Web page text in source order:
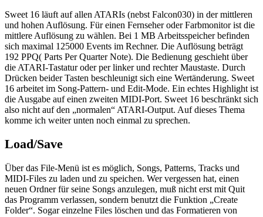
Sweet 16 läuft auf allen ATARIs (nebst Falcon030) in der mittleren
und hohen Auflösung. Für einen Fernseher oder Farbmonitor ist die
mittlere Auflösung zu wählen. Bei 1 MB Arbeitsspeicher befinden
sich maximal 125000 Events im Rechner. Die Auflösung beträgt
192 PPQ( Parts Per Quarter Note). Die Bedienung geschieht über
die ATARI-Tastatur oder per linker und rechter Maustaste. Durch
Drücken beider Tasten beschleunigt sich eine Wertänderung. Sweet
16 arbeitet im Song-Pattern- und Edit-Mode. Ein echtes Highlight ist
die Ausgabe auf einen zweiten MIDI-Port. Sweet 16 beschränkt sich
also nicht auf den „normalen“ ATARI-Output. Auf dieses Thema
komme ich weiter unten noch einmal zu sprechen.
Load/Save
Über das File-Menü ist es möglich, Songs, Patterns, Tracks und
MIDI-Files zu laden und zu speichen. Wer vergessen hat, einen
neuen Ordner für seine Songs anzulegen, muß nicht erst mit Quit
das Programm verlassen, sondern benutzt die Funktion „Create
Folder“. Sogar einzelne Files löschen und das Formatieren von